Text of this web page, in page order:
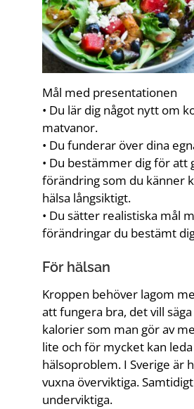
Mål med presentationen
• Du lär dig något nytt om
matvanor.
• Du funderar över dina
• Du bestämmer dig för att
förändring som du känner
hälsa långsiktigt.
• Du sätter realistiska mål
förändringar du bestämt
För hälsan
Kroppen behöver lagom
att fungera bra, det vill säga
kalorier som man gör av
lite och för mycket kan
hälsoproblem. I Sverige är
vuxna överviktiga.
underviktiga.